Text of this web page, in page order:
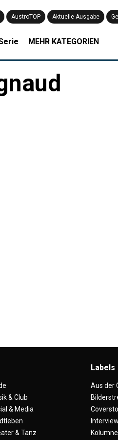
AustroTOP Aktuelle Ausgabe
MEHR KATEGORIEN
& Club
& Media
& Tanz
Labels
Aus der
Interview
Kolumne